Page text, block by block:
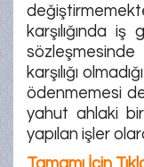
karşılığında
sözleşmesinde
karşılığı
ödenmemesi
yahut ahlaki bir
yapılan işler